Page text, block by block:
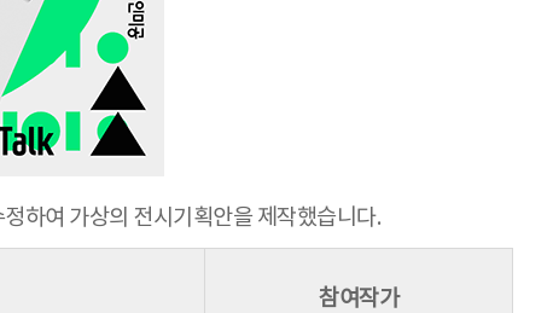
하여 가상의 전시기획안을 제작했습니다.
참여작가